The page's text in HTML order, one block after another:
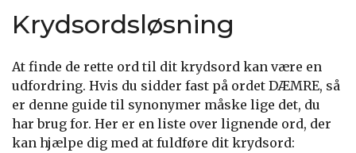
Krydsordsløsning
At finde de rette ord til dit krydsord kan være en
udfordring. Hvis du sidder fast på ordet DÆMRE, så
er denne guide til synonymer måske lige det, du
har brug for. Her er en liste over lignende ord, der
kan hjælpe dig med at fuldføre dit krydsord: